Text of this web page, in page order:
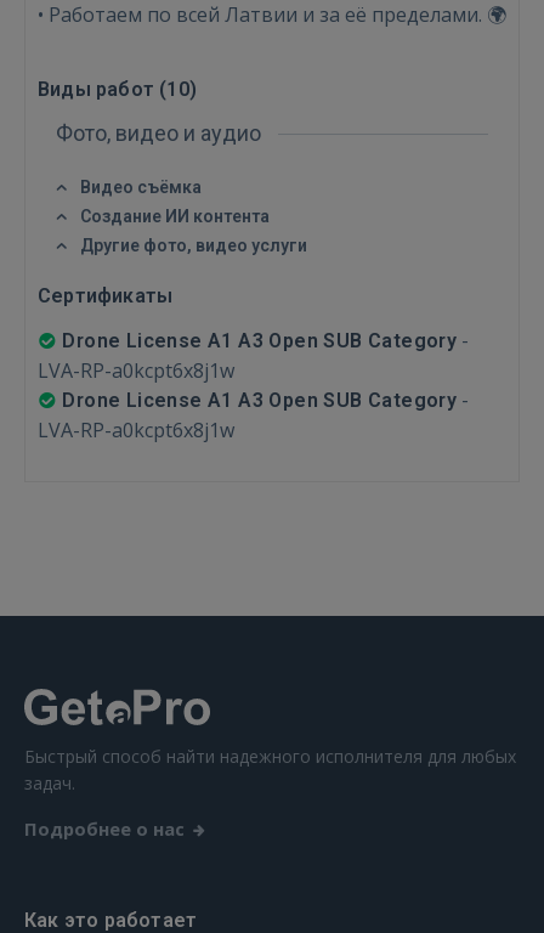
 Sign in with Apple
Ещё не зарегистрированы?
РЕГИСТРАЦИЯ
• Работаем по всей Латвии и за её пределами. 🌍
Виды работ (10)
Фото, видео и аудио
Видео съёмка
Создание ИИ контента
Другие фото, видео услуги
Сертификаты
Drone License A1 A3 Open SUB Category -
LVA-RP-a0kcpt6x8j1w
Drone License A1 A3 Open SUB Category -
LVA-RP-a0kcpt6x8j1w
Быстрый способ найти надежного исполнителя для любых
задач.
Подробнее о нас
Как это работает